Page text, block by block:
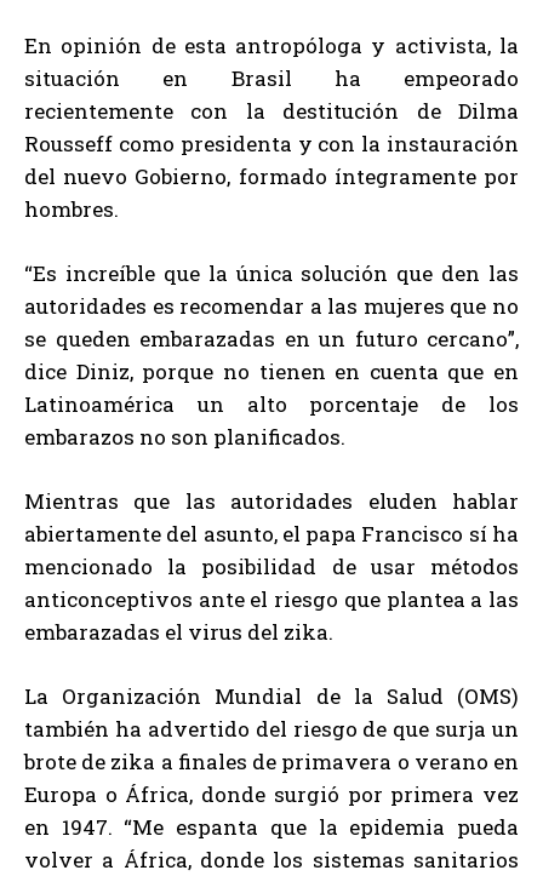
En opinión de esta antropóloga y activista, la
situación en Brasil ha empeorado
recientemente con la destitución de Dilma
Rousseff como presidenta y con la instauración
del nuevo Gobierno, formado íntegramente por
hombres.
“Es increíble que la única solución que den las
autoridades es recomendar a las mujeres que no
se queden embarazadas en un futuro cercano”,
dice Diniz, porque no tienen en cuenta que en
Latinoamérica un alto porcentaje de los
embarazos no son planificados.
Mientras que las autoridades eluden hablar
abiertamente del asunto, el papa Francisco sí ha
mencionado la posibilidad de usar métodos
anticonceptivos ante el riesgo que plantea a las
embarazadas el virus del zika.
La Organización Mundial de la Salud (OMS)
también ha advertido del riesgo de que surja un
brote de zika a finales de primavera o verano en
Europa o África, donde surgió por primera vez
en 1947. “Me espanta que la epidemia pueda
volver a África, donde los sistemas sanitarios